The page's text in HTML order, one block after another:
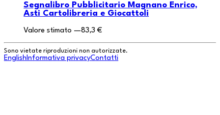
Segnalibro Pubblicitario Magnano Enrico,
Asti Cartolibreria e Giocattoli
Valore stimato —83,3 €
Sono vietate riproduzioni non autorizzate.
English Informativa privacyContatti